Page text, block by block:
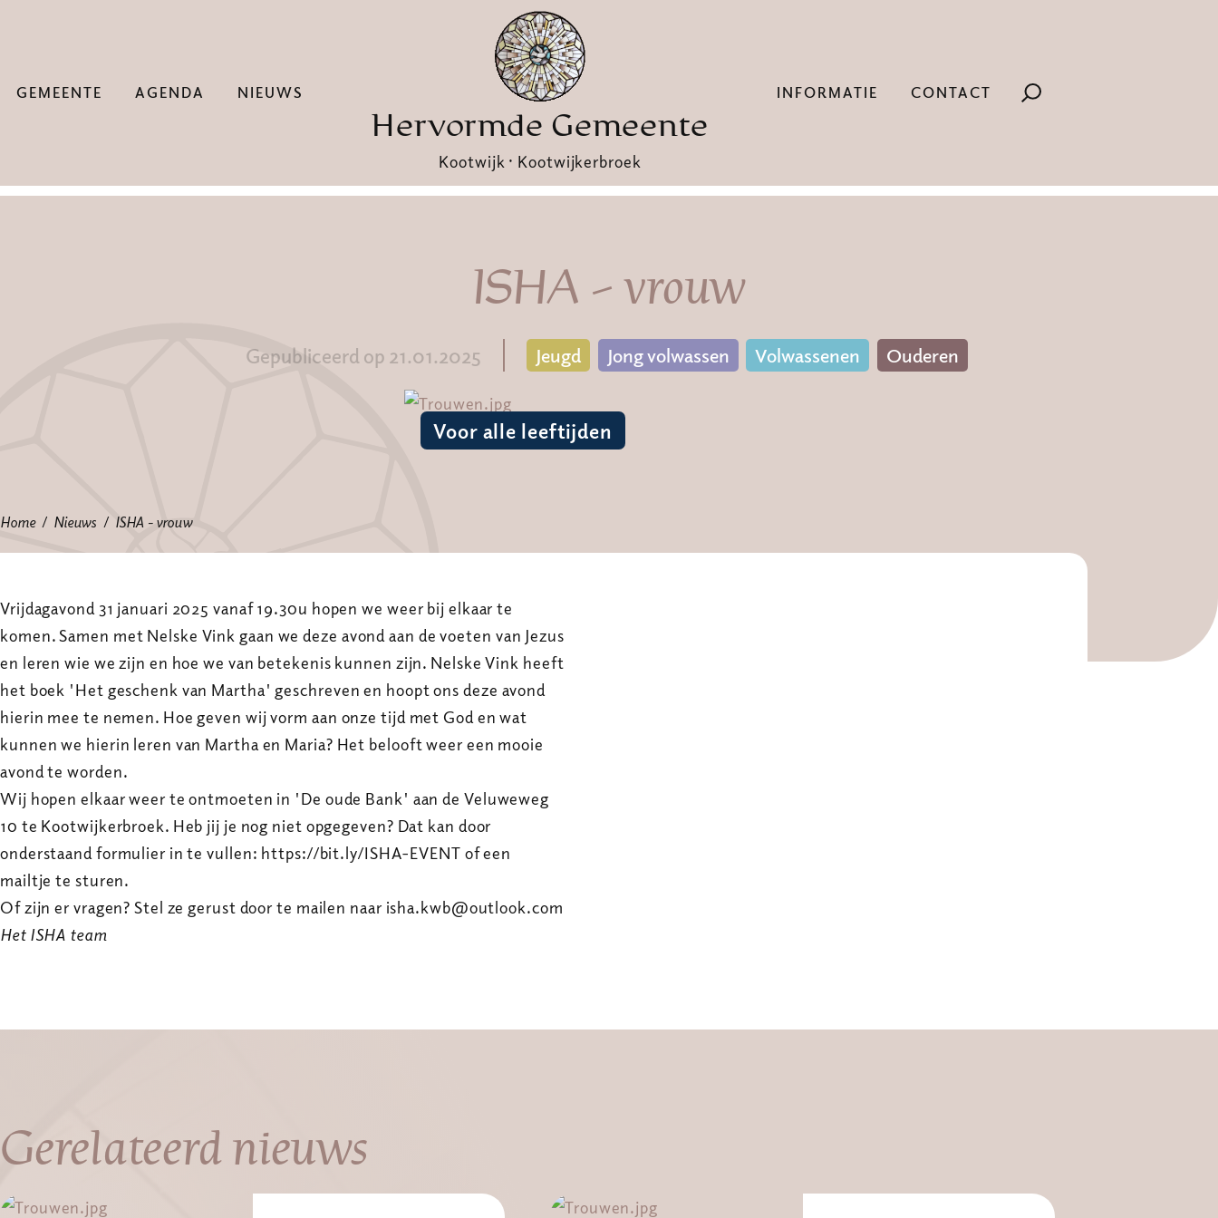
GEMEENTE AGENDA NIEUWS
Hervormde Gemeente
Kootwijk · Kootwijkerbroek
INFORMATIE CONTACT
ISHA - vrouw
Gepubliceerd op 21.01.2025 Jeugd Jong volwassen Volwassenen Ouderen
Voor alle leeftijden
Home Nieuws ISHA - vrouw
Vrijdagavond 31 januari 2025 vanaf 19.30u hopen we weer bij elkaar te
komen. Samen met Nelske Vink gaan we deze avond aan de voeten van Jezus
en leren wie we zijn en hoe we van betekenis kunnen zijn. Nelske Vink heeft
het boek 'Het geschenk van Martha' geschreven en hoopt ons deze avond
hierin mee te nemen. Hoe geven wij vorm aan onze tijd met God en wat
kunnen we hierin leren van Martha en Maria? Het belooft weer een mooie
avond te worden.
Wij hopen elkaar weer te ontmoeten in 'De oude Bank' aan de Veluweweg
10 te Kootwijkerbroek. Heb jij je nog niet opgegeven? Dat kan door
onderstaand formulier in te vullen: https://bit.ly/ISHA-EVENT of een
mailtje te sturen.
Of zijn er vragen? Stel ze gerust door te mailen naar isha.kwb@outlook.com
Het ISHA team
Gerelateerd nieuws